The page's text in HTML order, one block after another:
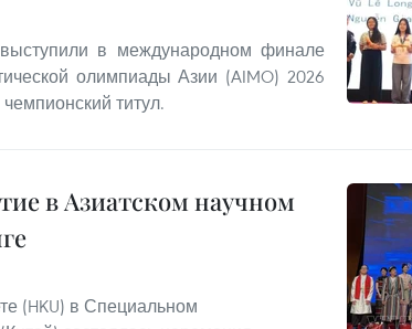
в международном финале
олимпиады Азии (AIMO) 2026
титул.
в Азиатском научном
(HKU) в Специальном